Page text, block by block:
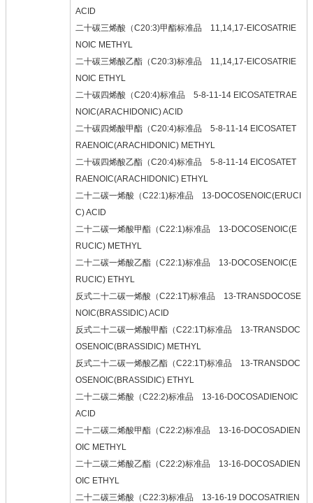
ACID
二十碳三烯酸（C20:3)甲酯标准品 11,14,17-EICOSATRIE
NOIC METHYL
二十碳三烯酸乙酯（C20:3)标准品 11,14,17-EICOSATRIE
NOIC ETHYL
二十碳四烯酸（C20:4)标准品 5-8-11-14 EICOSATETRAE
NOIC(ARACHIDONIC) ACID
二十碳四烯酸甲酯（C20:4)标准品 5-8-11-14 EICOSATET
RAENOIC(ARACHIDONIC) METHYL
二十碳四烯酸乙酯（C20:4)标准品 5-8-11-14 EICOSATET
RAENOIC(ARACHIDONIC) ETHYL
二十二碳一烯酸（C22:1)标准品 13-DOCOSENOIC(ERUCI
C) ACID
二十二碳一烯酸甲酯（C22:1)标准品 13-DOCOSENOIC(E
RUCIC) METHYL
二十二碳一烯酸乙酯（C22:1)标准品 13-DOCOSENOIC(E
RUCIC) ETHYL
反式二十二碳一烯酸（C22:1T)标准品 13-TRANSDOCOSE
NOIC(BRASSIDIC) ACID
反式二十二碳一烯酸甲酯（C22:1T)标准品 13-TRANSDOC
OSENOIC(BRASSIDIC) METHYL
反式二十二碳一烯酸乙酯（C22:1T)标准品 13-TRANSDOC
OSENOIC(BRASSIDIC) ETHYL
二十二碳二烯酸（C22:2)标准品 13-16-DOCOSADIENOIC
ACID
二十二碳二烯酸甲酯（C22:2)标准品 13-16-DOCOSADIEN
OIC METHYL
二十二碳二烯酸乙酯（C22:2)标准品 13-16-DOCOSADIEN
OIC ETHYL
二十二碳三烯酸（C22:3)标准品 13-16-19 DOCOSATRIEN